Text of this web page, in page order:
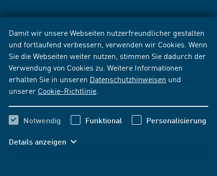
Damit wir unsere Webseiten nutzerfreundlicher gestalten
und fortlaufend verbessern, verwenden wir Cookies. Wenn
Sie die Webseiten weiter nutzen, stimmen Sie dadurch der
Verwendung von Cookies zu. Weitere Informationen
erhalten Sie in unseren Datenschutzhinweisen und
unserer Cookie-Richtlinie
Notwendig Funktional Personalisierung
Details anzeigen